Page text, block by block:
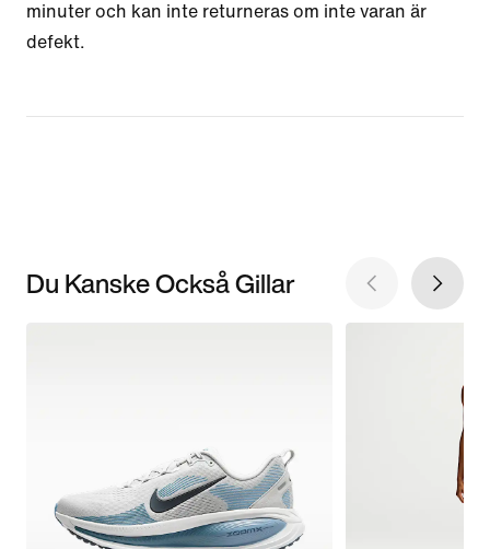
minuter och kan inte returneras om inte varan är
defekt.
Du Kanske Också Gillar